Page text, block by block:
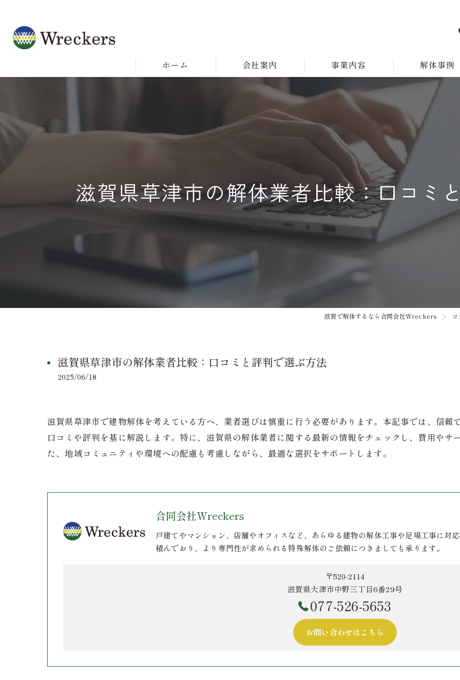
ホーム 会社案内 事業内容 解体事例
滋賀県草津市の解体業者比較：口コミ
滋賀で解体するなら合同会社Wreckers
滋賀県草津市の解体業者比較：口コミと評判で選ぶ方法
2025/06/18
滋賀県草津市で建物解体を考えている方へ、業者選びは慎重に行う必要があります。本記事では、信頼
口コミや評判を基に解説します。特に、滋賀県の解体業者に関する最新の情報をチェックし、費用やサ
た、地域コミュニティや環境への配慮も考慮しながら、最適な選択をサポートします。
合同会社Wreckers
戸建てやマンション、店舗やオフィスなど、あらゆる建物の解体工事や足場工事に対
積んでおり、より専門性が求められる特殊解体のご依頼につきましても承ります。
〒520-2114
滋賀県大津市中野三丁目6番29号
077-526-5653
お問い合わせはこちら